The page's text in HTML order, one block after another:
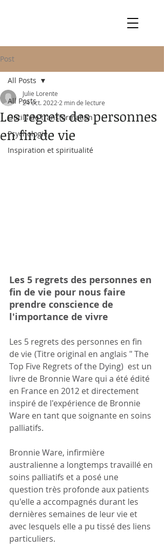
Post
All Posts
Outils de transformation
Psychologie
Inspiration et spiritualité
All Posts
Les regrets des personnes
en fin de vie
Julie Lorente
24 oct. 2022 2 min de lecture
Les 5 regrets des personnes en
fin de vie pour nous faire
prendre conscience de
l'importance de vivre
Les 5 regrets des personnes en fin
de vie (Titre original en anglais " The
Top Five Regrets of the Dying)  est un
livre de Bronnie Ware qui a été édité
en France en 2012 et directement
inspiré de l'expérience de Bronnie
Ware en tant que soignante en soins
palliatifs.
Bronnie Ware, infirmière
australienne a longtemps travaillé en
soins palliatifs et a posé une
question très profonde aux patients
qu'elle a accompagnés durant les
dernières semaines de leur vie et
avec lesquels elle a pu tissé des liens
particuliers.